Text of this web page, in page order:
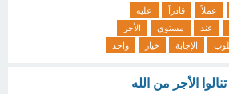
عملاً قادراً
عليه
عند مستوى
الأجر
الإجابة خيار واحد
الأجر من الله